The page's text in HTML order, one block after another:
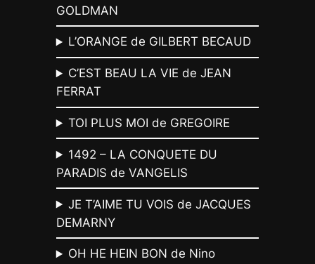
GOLDMAN
L’ORANGE de GILBERT BECAUD
C’EST BEAU LA VIE de JEAN
FERRAT
TOI PLUS MOI de GREGOIRE
1492 – LA CONQUETE DU
PARADIS de VANGELIS
JE T’AIME TU VOIS de JACQUES
DEMARNY
OH HE HEIN BON de Nino